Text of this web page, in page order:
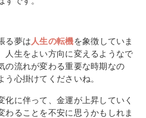
る夢は 人生の転機を象徴していま
人生をよい方向に変えるようなで
の流れが変わる重要な時期なの
心掛けてくださいね。
化に伴って、金運が上昇していく
わることを不安に思うかもしれま